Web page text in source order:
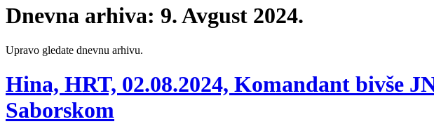
Dnevna arhiva: 9. Avgust 2024.
Upravo gledate dnevnu arhivu.
Hina, HRT, 02.08.2024, Komandant bivše
Saborskom